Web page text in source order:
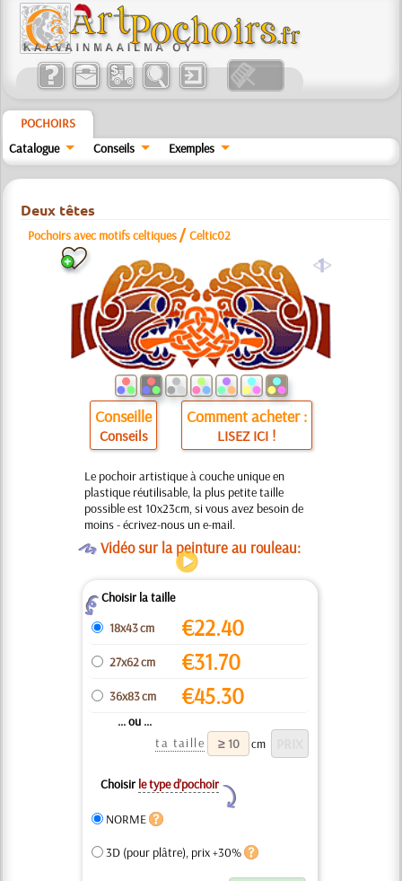
POCHOIRS
Catalogue
Conseils Exemples
Deux têtes
Pochoirs avec motifs celtiques /Celtic02
a
Conseille
Conseils
Comment acheter :
LISEZ ICI !
Le pochoir artistique à couche unique en
plastique réutilisable, la plus petite taille
possible est 10x23cm, si vous avez besoin de
moins - écrivez-nous un e-mail.
OVidéo sur la peinture au rouleau:
ZChoisir la taille
18x43 cm
€22.40
27x62 cm €31.70
36x83 cm €45.30
... ou ...
ta taille
cm
Choisir le type d’pochoir
Y
NORME
3D (pour plâtre), prix +30%